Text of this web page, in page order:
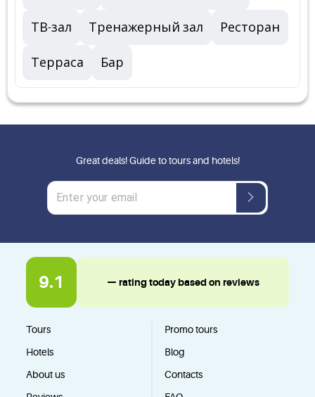
ТВ-зал Тренажерный зал Ресторан
Терраса Бар
9.1 — rating today based on reviews
Tours
Promo tours
Hotels
Blog
About us
Contacts
Great deals! Guide to tours and hotels!